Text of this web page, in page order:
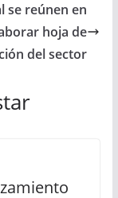
se reúnen en
hoja de
del sector